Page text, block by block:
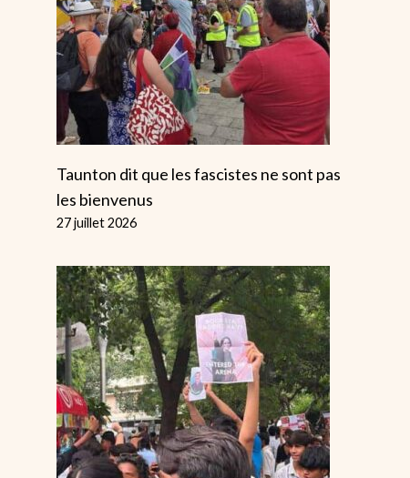
Tour D’horizon
Président
Tunisien Lance
Une Attaque
Contre Les
Migrants
ParAlice
28 février 2023
Jane Austen
ParAlice
13 décembre 2025
Taunton dit que les fascistes ne sont pas
les bienvenus
27 juillet 2026